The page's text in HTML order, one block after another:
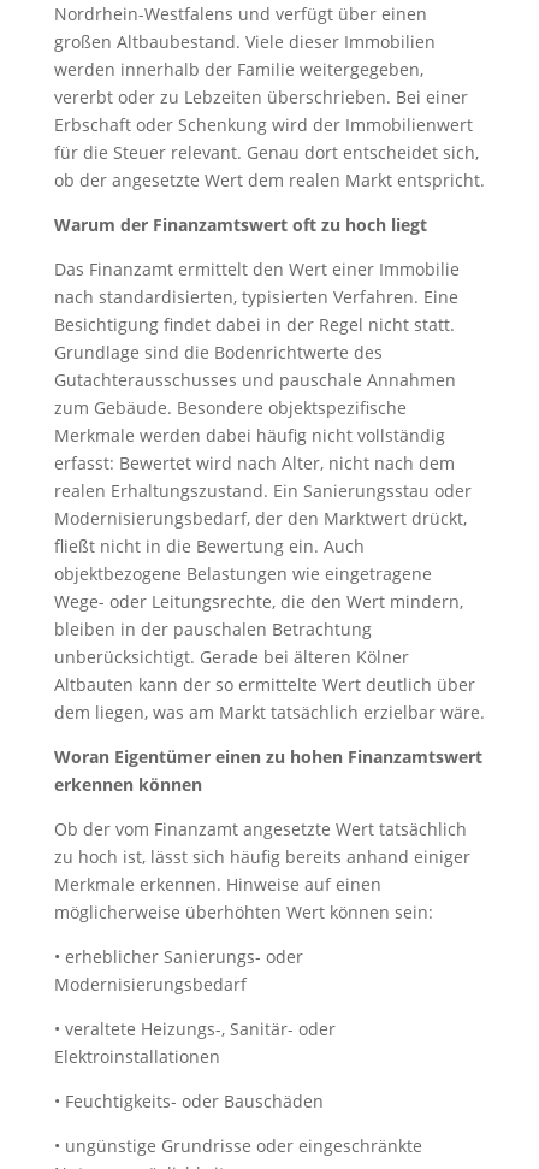
Nordrhein-Westfalens und verfügt über einen
großen Altbaubestand. Viele dieser Immobilien
werden innerhalb der Familie weitergegeben,
vererbt oder zu Lebzeiten überschrieben. Bei einer
Erbschaft oder Schenkung wird der Immobilienwert
für die Steuer relevant. Genau dort entscheidet sich,
ob der angesetzte Wert dem realen Markt entspricht.
Warum der Finanzamtswert oft zu hoch liegt
Das Finanzamt ermittelt den Wert einer Immobilie
nach standardisierten, typisierten Verfahren. Eine
Besichtigung findet dabei in der Regel nicht statt.
Grundlage sind die Bodenrichtwerte des
Gutachterausschusses und pauschale Annahmen
zum Gebäude. Besondere objektspezifische
Merkmale werden dabei häufig nicht vollständig
erfasst: Bewertet wird nach Alter, nicht nach dem
realen Erhaltungszustand. Ein Sanierungsstau oder
Modernisierungsbedarf, der den Marktwert drückt,
fließt nicht in die Bewertung ein. Auch
objektbezogene Belastungen wie eingetragene
Wege- oder Leitungsrechte, die den Wert mindern,
bleiben in der pauschalen Betrachtung
unberücksichtigt. Gerade bei älteren Kölner
Altbauten kann der so ermittelte Wert deutlich über
dem liegen, was am Markt tatsächlich erzielbar wäre.
Woran Eigentümer einen zu hohen Finanzamtswert
erkennen können
Ob der vom Finanzamt angesetzte Wert tatsächlich
zu hoch ist, lässt sich häufig bereits anhand einiger
Merkmale erkennen. Hinweise auf einen
möglicherweise überhöhten Wert können sein:
• erheblicher Sanierungs- oder
Modernisierungsbedarf
• veraltete Heizungs-, Sanitär- oder
Elektroinstallationen
• Feuchtigkeits- oder Bauschäden
• ungünstige Grundrisse oder eingeschränkte